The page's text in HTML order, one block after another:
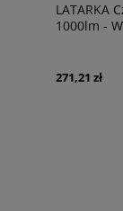
LATARKA
1000lm -
271,21 zł